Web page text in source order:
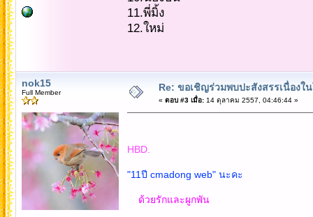
11.พี่มิ้ง
12.ใหม่
nok15
Full Member Re: ขอเชิญร่วมพบปะสังสรรเนื่องใ
« ตอบ #3 เมื่อ:14 ตุลาคม 2557, 04:46:44 »
HBD.
"11ปี cmadong web" นะคะ
ด้วยรักและผูกพัน